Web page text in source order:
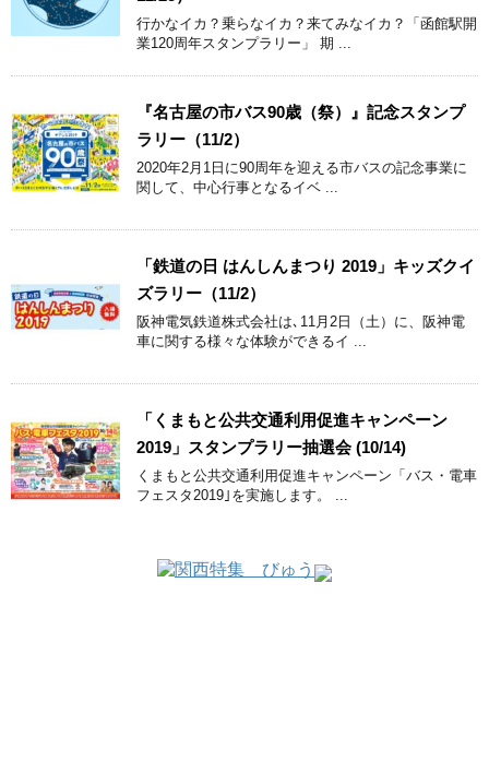
行かなイカ？乗らなイカ？来てみなイカ？「函館駅開
業120周年スタンプラリー」 期 ...
『名古屋の市バス90歳（祭）』記念スタンプ
ラリー（11/2）
2020年2月1日に90周年を迎える市バスの記念事業に
関して、中心行事となるイベ ...
「鉄道の日 はんしんまつり 2019」キッズクイ
ズラリー（11/2）
阪神電気鉄道株式会社は､11月2日（土）に、阪神電
車に関する様々な体験ができるイ ...
「くまもと公共交通利用促進キャンペーン
2019」スタンプラリー抽選会 (10/14)
くまもと公共交通利用促進キャンペーン「バス・電車
フェスタ2019｣を実施します。 ...